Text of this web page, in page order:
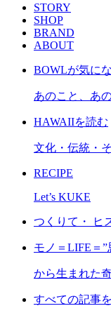
STORY
SHOP
BRAND
ABOUT
BOWLが気に
あのこと、あ
HAWAIIを読む
文化・伝統・
RECIPE
Let’s KUKE
つくりて・ ヒ
モノ＝LIFE＝”
から生まれた
すべての記事